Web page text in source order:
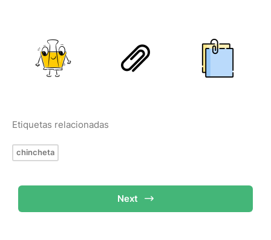
Etiquetas relacionadas
chincheta
Next